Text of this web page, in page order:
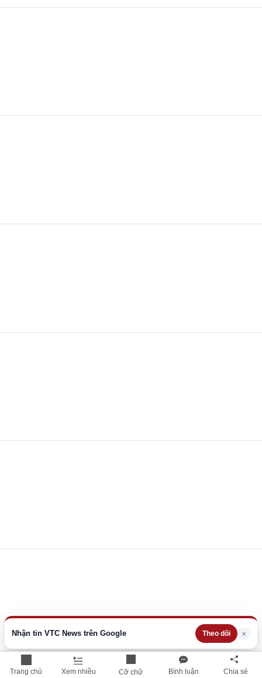
Trang chủ Xem nhiều Cỡ chữ Bình luận Chia sẻ
Nhận tin VTC News trên Google Theo dõi ×